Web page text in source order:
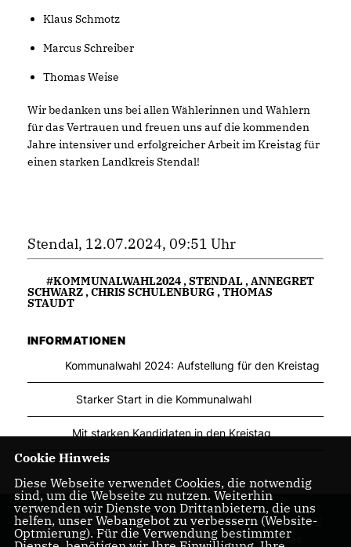
Klaus Schmotz
Marcus Schreiber
Thomas Weise
Wir bedanken uns bei allen Wählerinnen und Wählern
für das Vertrauen und freuen uns auf die kommenden
Jahre intensiver und erfolgreicher Arbeit im Kreistag für
einen starken Landkreis Stendal!
Stendal, 12.07.2024, 09:51 Uhr
#KOMMUNALWAHL2024,STENDAL,ANNEGRET
SCHWARZ,CHRIS SCHULENBURG,THOMAS
STAUDT
INFORMATIONEN
Kommunalwahl 2024: Aufstellung für den Kreistag
Starker Start in die Kommunalwahl
Mit starken Kandidaten in den Kreistag
Homepage des CDU
Kreisverbandes
Cookie Hinweis
Diese Webseite verwendet Cookies, die notwendig
sind, um die Webseite zu nutzen. Weiterhin
verwenden wir Dienste von Drittanbietern, die uns
helfen, unser Webangebot zu verbessern (Website-
Optmierung). Für die Verwendung bestimmter